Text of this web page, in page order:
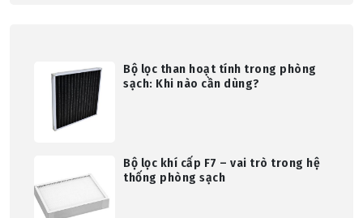
Bộ lọc than hoạt tính trong phòng
sạch: Khi nào cần dùng?
Bộ lọc khí cấp F7 – vai trò trong hệ
thống phòng sạch